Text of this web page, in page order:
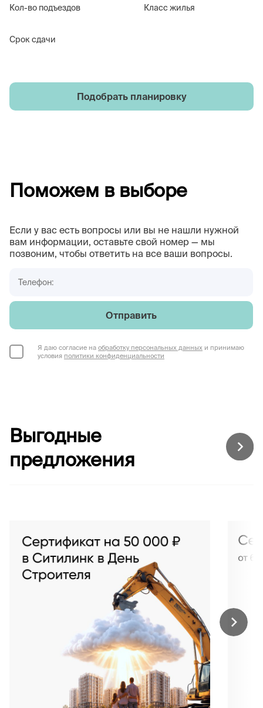
Кол-во подъездов Класс жилья
Срок сдачи
Подобрать планировку
Поможем в выборе
Если у вас есть вопросы или вы не нашли нужной
вам информации, оставьте свой номер — мы
позвоним, чтобы ответить на все ваши вопросы.
Отправить
Я даю согласие на обработку персональных данных и принимаю
условия политики конфиденциальности
Выгодные
предложения